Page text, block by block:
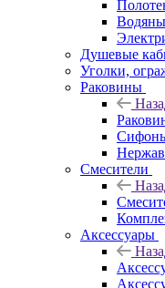
Душевые
Уголки,
Раковины
Смесители
Аксессуары